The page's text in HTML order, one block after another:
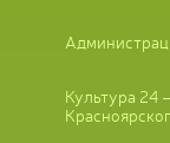
Культура 24